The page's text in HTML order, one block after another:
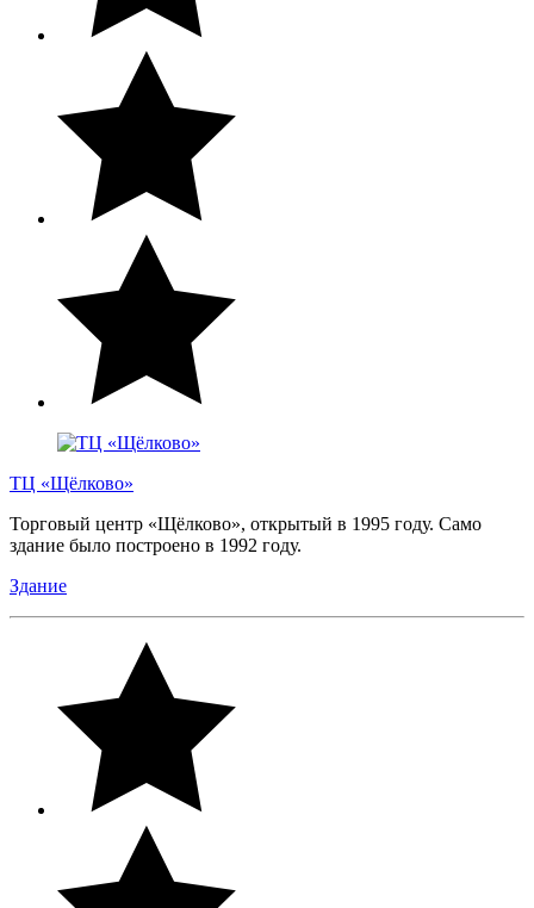
ТЦ «Щёлково»
Торговый центр «Щёлково», открытый в 1995 году. Само
здание было построено в 1992 году.
Здание